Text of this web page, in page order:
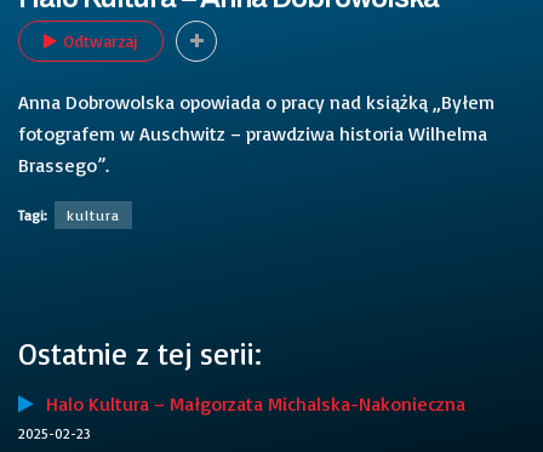
Odtwarzaj
Anna Dobrowolska opowiada o pracy nad książką „Byłem
fotografem w Auschwitz – prawdziwa historia Wilhelma
Brassego”.
Tagi: kultura
Ostatnie z tej serii:
Halo Kultura – Małgorzata Michalska-Nakonieczna
2025-02-23